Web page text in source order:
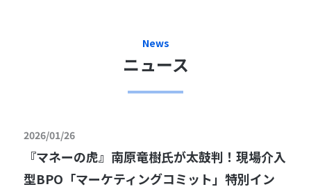
News
ニュース
2026/01/26
『マネーの虎』南原竜樹氏が太鼓判！現場介入
型BPO「マーケティングコミット」特別イン